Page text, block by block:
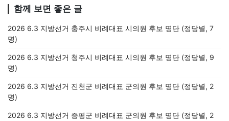
함께 보면 좋은 글
2026 6.3 지방선거 충주시 비례대표 시의원 후보 명단 (정당별, 7
명)
2026 6.3 지방선거 청주시 비례대표 시의원 후보 명단 (정당별, 9
명)
2026 6.3 지방선거 진천군 비례대표 군의원 후보 명단 (정당별, 2
명)
2026 6.3 지방선거 증평군 비례대표 군의원 후보 명단 (정당별, 2